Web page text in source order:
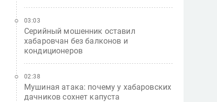
Серийный мошенник оставил
хабаровчан без балконов и
кондиционеров
03:03
Мушиная атака: почему у хабаровских
дачников сохнет капуста
02:38